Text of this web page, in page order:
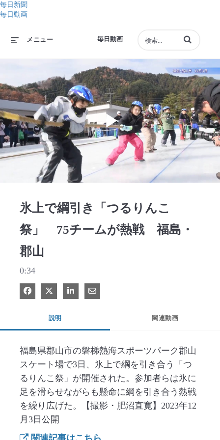
毎日新聞
毎日動画
毎日動画
メニュー 動画の検索語句
Play
氷上で綱引き「つるりんこ
祭」 75チームが熱戦 福島・
郡山
0:34
Facebook で共有
Xで共有する
LinkedIn で共有
電子メールで共有
説明 関連動画
福島県郡山市の磐梯熱海スポーツパーク郡山
スケート場で3日、氷上で綱を引き合う「つ
るりんこ祭」が開催された。参加者らは氷に
足を滑らせながらも懸命に綱を引き合う熱戦
を繰り広げた。【撮影・肥沼直寛】2023年12
月3日公開
関連記事はこちら